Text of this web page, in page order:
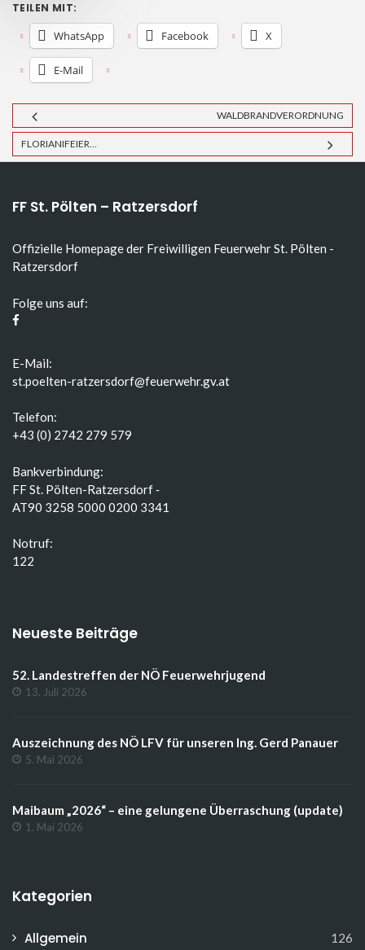
TEILEN MIT:
WhatsApp Facebook X
E-Mail
WALDBRANDVERORDNUNG
FLORIANIFEIER…
FF St. Pölten – Ratzersdorf
Offizielle Homepage der Freiwilligen Feuerwehr St. Pölten -
Ratzersdorf
Folge uns auf:
E-Mail:
st.poelten-ratzersdorf@feuerwehr.gv.at
Telefon:
+43 (0) 2742 279 579
Bankverbindung:
FF St. Pölten-Ratzersdorf ‑
AT90 3258 5000 0200 3341
Notruf:
122
Neueste Beiträge
52. Landestreffen der NÖ Feuerwehrjugend
13. Juli 2026
Auszeichnung des NÖ LFV für unseren Ing. Gerd Panauer
5. Mai 2026
Maibaum „2026“ – eine gelungene Überraschung (update)
1. Mai 2026
Kategorien
Allgemein 126